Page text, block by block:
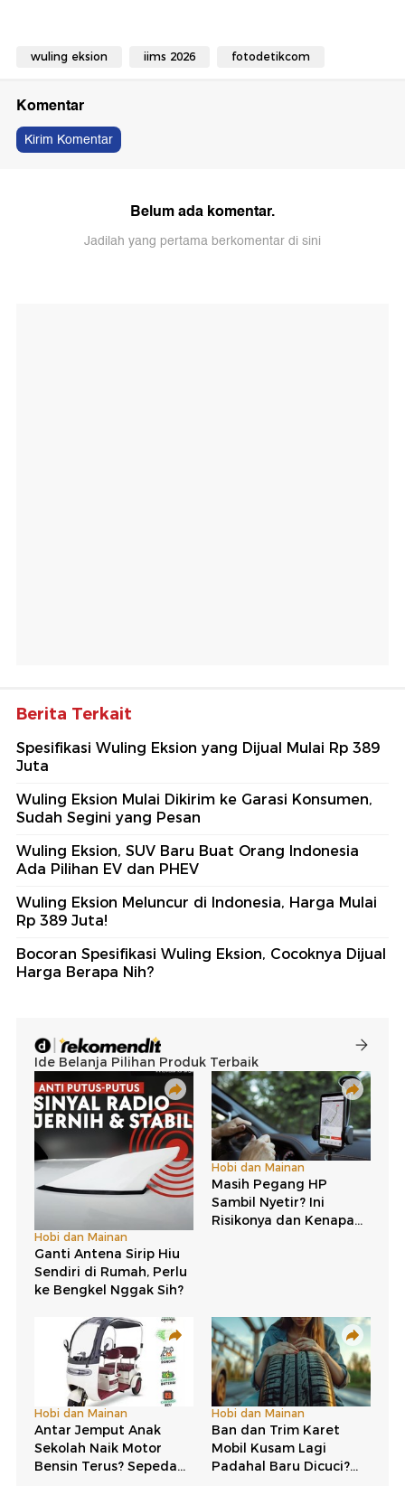
wuling eksion iims 2026 fotodetikcom
Komentar
Kirim Komentar
Belum ada komentar.
Jadilah yang pertama berkomentar di sini
Berita Terkait
Spesifikasi Wuling Eksion yang Dijual Mulai Rp 389
Juta
Wuling Eksion Mulai Dikirim ke Garasi Konsumen,
Sudah Segini yang Pesan
Wuling Eksion, SUV Baru Buat Orang Indonesia
Ada Pilihan EV dan PHEV
Wuling Eksion Meluncur di Indonesia, Harga Mulai
Rp 389 Juta!
Bocoran Spesifikasi Wuling Eksion, Cocoknya Dijual
Harga Berapa Nih?